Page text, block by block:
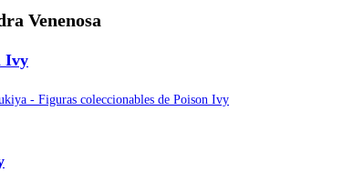
Venenosa
Ivy